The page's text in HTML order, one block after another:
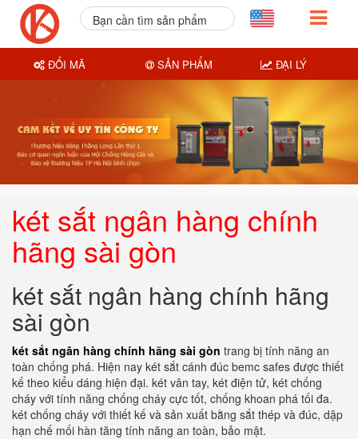
két sắt ngân hàng chính
hãng sài gòn
két sắt ngân hàng chính hãng
sài gòn
két sắt ngân hàng chính hãng sài gòn trang bị tính năng an
toàn chống phá. Hiện nay két sắt cánh đúc bemc safes được thiết
kế theo kiểu dáng hiện đại. két vân tay, két điện tử, két chống
cháy với tính năng chống cháy cực tốt, chống khoan phá tối đa.
két chống cháy với thiết kế và sản xuất bằng sắt thép và đúc, dập
hạn chế mối hàn tăng tính năng an toàn, bảo mật.
Bạn cần tìm sản phẩm
ĐỔI MÃ SẢN PHẨM ĐẠI LÝ